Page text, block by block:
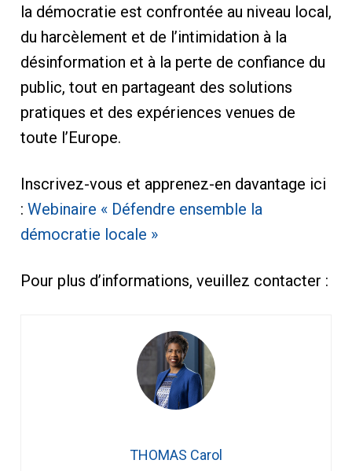
la démocratie est confrontée au niveau local,
du harcèlement et de l’intimidation à la
désinformation et à la perte de confiance du
public, tout en partageant des solutions
pratiques et des expériences venues de
toute l’Europe.
Inscrivez-vous et apprenez-en davantage ici
: Webinaire « Défendre ensemble la
démocratie locale »
Pour plus d’informations, veuillez contacter :
THOMAS Carol